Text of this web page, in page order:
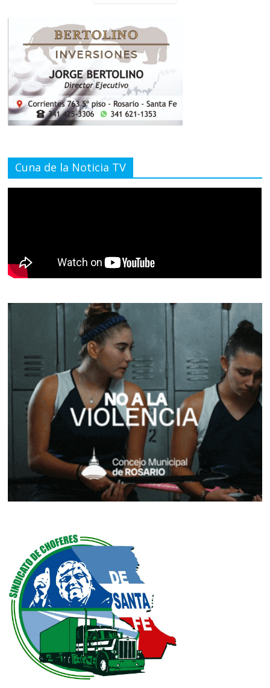
Cuna de la Noticia TV